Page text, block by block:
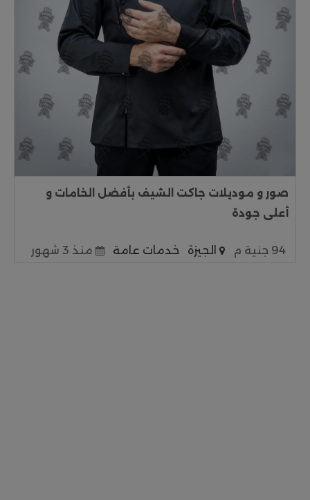
صور و موديلات جاكت الشيف بأفضل الخامات و
أعلى جودة
94 جنية م الجيزة خدمات عامة منذ 3 شهور